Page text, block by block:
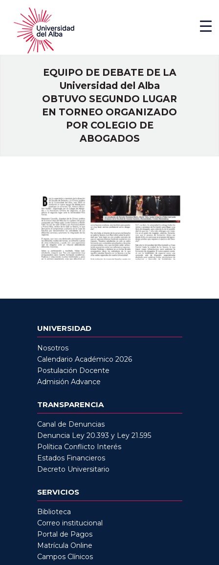
EQUIPO DE DEBATE DE LA
Universidad del Alba
OBTUVO SEGUNDO LUGAR
EN TORNEO ORGANIZADO
POR COLEGIO DE
ABOGADOS
UNIVERSIDAD
Nosotros
Calendario Académico 2026
Postulación Docente
Admisión Advance
TRANSPARENCIA
Canal de Denuncias
Denuncia Ley 20.393 y Ley 21.595
Política Conflicto Interés
Estados Financieros
Decreto Universitario
SERVICIOS
Biblioteca
Correo institucional
Portal de Pagos
Matrícula Online
Campos Clínicos